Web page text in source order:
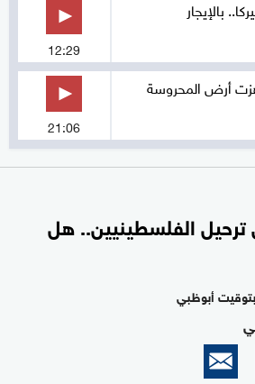
بالإيجار
12:29
أرض المحروسة
21:06
ترحيل الفلسطينيين.. هل